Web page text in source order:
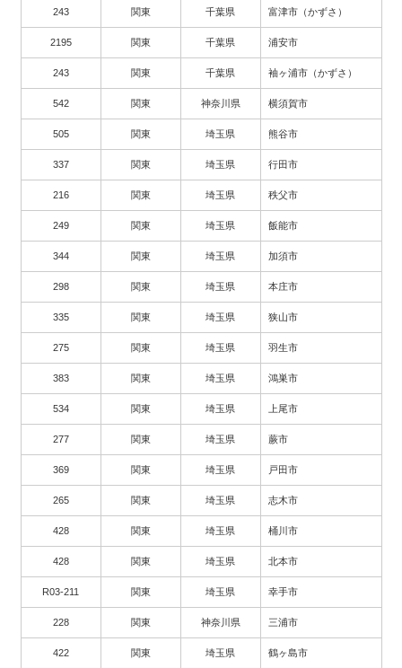
243 関東 千葉県 富津市（かずさ）
2195 関東 千葉県 浦安市
243 関東 千葉県 袖ヶ浦市（かずさ）
542 関東 神奈川県 横須賀市
505 関東 埼玉県 熊谷市
337 関東 埼玉県 行田市
216 関東 埼玉県 秩父市
249 関東 埼玉県 飯能市
344 関東 埼玉県 加須市
298 関東 埼玉県 本庄市
335 関東 埼玉県 狭山市
275 関東 埼玉県 羽生市
383 関東 埼玉県 鴻巣市
534 関東 埼玉県 上尾市
277 関東 埼玉県 蕨市
369 関東 埼玉県 戸田市
265 関東 埼玉県 志木市
428 関東 埼玉県 桶川市
428 関東 埼玉県 北本市
R03-211 関東 埼玉県 幸手市
228 関東 神奈川県 三浦市
422 関東 埼玉県 鶴ヶ島市